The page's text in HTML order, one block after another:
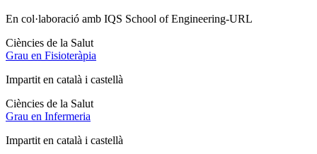
En col·laboració amb IQS School of Engineering-URL
Ciències de la Salut
Grau en Fisioteràpia
Impartit en català i castellà
Ciències de la Salut
Grau en Infermeria
Impartit en català i castellà